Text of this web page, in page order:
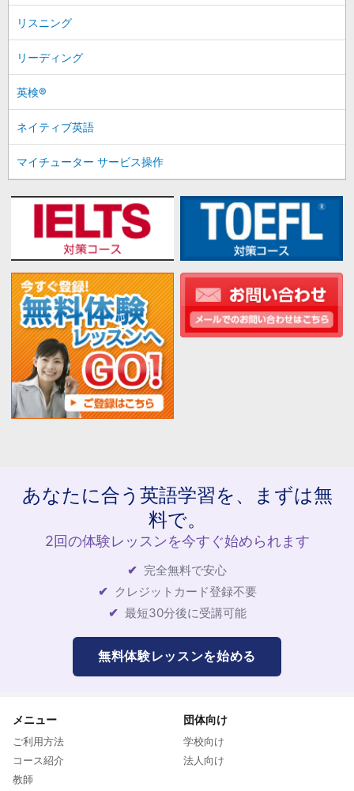
リスニング
リーディング
英検®
ネイティブ英語
マイチューター サービス操作
あなたに合う英語学習を、まずは無
料で。
2回の体験レッスンを今すぐ始められます
完全無料で安心
クレジットカード登録不要
最短30分後に受講可能
無料体験レッスンを始める
メニュー
ご利用方法
コース紹介
教師
団体向け
学校向け
法人向け